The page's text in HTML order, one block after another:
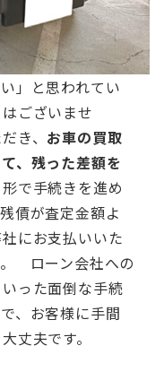
」と思われてい
ございませ
き、 お車の買取
、残った差額を
で手続きを進め
債が査定金額よ
にお支払いいた
ローン会社への
った面倒な手続
、お客様に手間
丈夫です。